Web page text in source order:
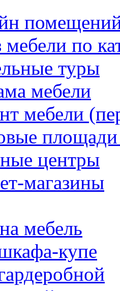
мебели по
туры
мебели
мебели
центры
магазины
мебель
купе